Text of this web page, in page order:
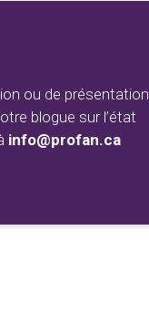
ou de présentation
blogue sur l’état
info@profan.ca